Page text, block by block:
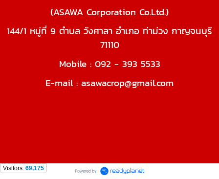
(ASAWA Corporation Co.Ltd.)
144/1 หมู่ที่ 9 ตำบล วังศาลา อำเภอ ท่าม่วง กาญจนบุรี
71110
Mobile : 092 - 393 5533
E-mail : asawacrop@gmail.com
Visitors: 69,175